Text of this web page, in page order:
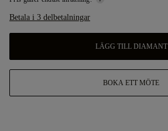
Betala i 3 delbetalningar
LÄGG TILL DIAMANT
BOKA ETT MÖTE